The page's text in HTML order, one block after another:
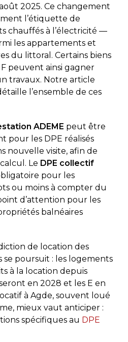
2025. Ce changement
l’étiquette de
chauffés à l’électricité —
les appartements et
du littoral. Certains biens
F peuvent ainsi gagner
travaux. Notre article
l’ensemble de ces
ADEME peut être
pour les DPE réalisés
nouvelle visite, afin de
Le DPE collectif
pour les
ou moins à compter du
d’attention pour les
balnéaires
de location des
se poursuit : les logements
à la location depuis
en 2028 et les E en
à Agde, souvent loué
mieux vaut anticiper :
spécifiques au DPE